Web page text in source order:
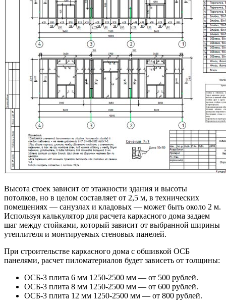
Высота стоек зависит от этажности здания и высоты
потолков, но в целом составляет от 2,5 м, в технических
помещениях — санузлах и кладовых — может быть около 2 м.
Используя калькулятор для расчета каркасного дома задаем
шаг между стойками, который зависит от выбранной ширины
утеплителя и монтируемых стеновых панелей.
При строительстве каркасного дома с обшивкой ОСБ
панелями, расчет пиломатериалов будет зависеть от толщины:
ОСБ-3 плита 6 мм 1250-2500 мм — от 500 рублей.
ОСБ-3 плита 8 мм 1250-2500 мм — от 600 рублей.
ОСБ-3 плита 12 мм 1250-2500 мм — от 800 рублей.